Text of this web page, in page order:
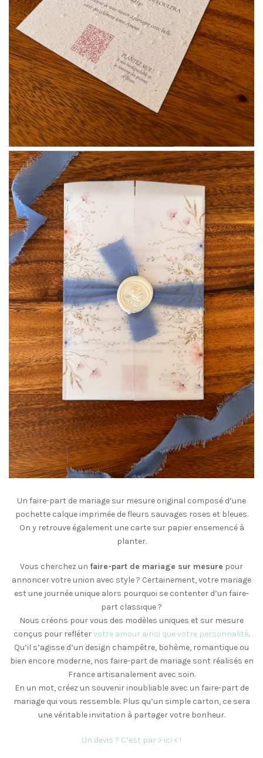
Un faire-part de mariage sur mesure original composé d’une
pochette calque imprimée de fleurs sauvages roses et bleues.
On y retrouve également une carte sur papier ensemencé à
planter.
Vous cherchez un faire-part de mariage sur mesure pour
annoncer votre union avec style ? Certainement, votre mariage
est une journée unique alors pourquoi se contenter d’un faire-
part classique ?
Nous créons pour vous des modèles uniques et sur mesure
conçus pour reflétervotre amour ainsi que votre personnalité.
Qu’il s’agisse d’un design champêtre, bohème, romantique ou
bien encore moderne, nos faire-part de mariage sont réalisés en
France artisanalement avec soin.
En un mot, créez un souvenir inoubliable avec un faire-part de
mariage qui vous ressemble. Plus qu’un simple carton, ce sera
une véritable invitation à partager votre bonheur.
Un devis ? C’est par > ici < !